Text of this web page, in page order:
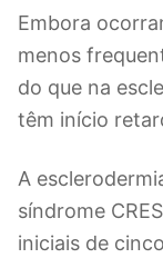
Embora
menos
do que na
têm início
A
síndrome
iniciais de